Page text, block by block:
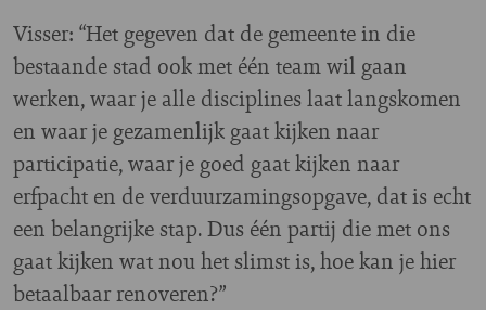
Visser: “Het gegeven dat de gemeente in die
bestaande stad ook met één team wil gaan
werken, waar je alle disciplines laat langskomen
en waar je gezamenlijk gaat kijken naar
participatie, waar je goed gaat kijken naar
erfpacht en de verduurzamingsopgave, dat is echt
een belangrijke stap. Dus één partij die met ons
gaat kijken wat nou het slimst is, hoe kan je hier
betaalbaar renoveren?”